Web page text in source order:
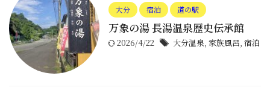
大分
宿泊 道の駅
万象の湯 長湯温泉歴史伝承館
2026/4/22 大分温泉, 家族風呂, 宿泊